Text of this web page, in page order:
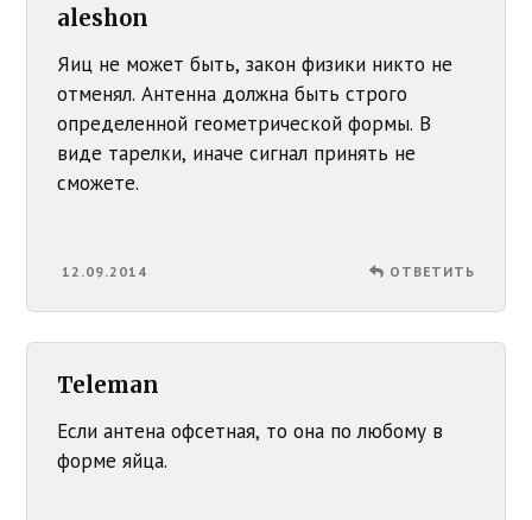
aleshon
Яиц не может быть, закон физики никто не
отменял. Антенна должна быть строго
определенной геометрической формы. В
виде тарелки, иначе сигнал принять не
сможете.
12.09.2014 ОТВЕТИТЬ
Teleman
Если антена офсетная, то она по любому в
форме яйца.